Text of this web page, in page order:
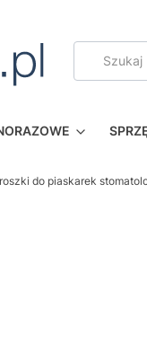
do piaskarek